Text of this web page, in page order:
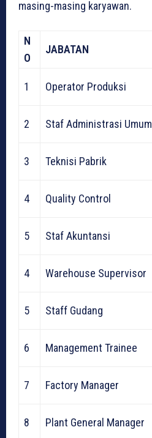
masing-masing karyawan.
N
O
JABATAN
1 Operator Produksi
2 Staf Administrasi Umum
3 Teknisi Pabrik
4 Quality Control
5 Staf Akuntansi
4 Warehouse Supervisor
5 Staff Gudang
6 Management Trainee
7 Factory Manager
8 Plant General Manager